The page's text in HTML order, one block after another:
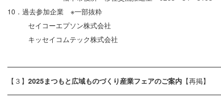
10．過去参加企業 ※一部抜粋
セイコーエプソン株式会社
キッセイコムテック株式会社
【３】 2025まつもと広域ものづくり産業フェアのご案内 【再掲】